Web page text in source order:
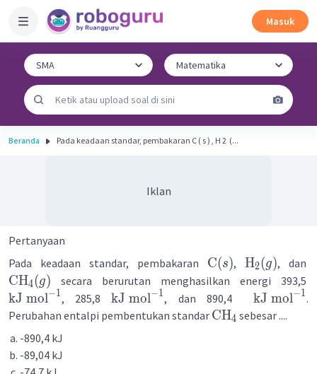
Masuk
Beranda Pada keadaan standar, pembakaran C ( s ) , H 2 ​ (...
Iklan
Pertanyaan
Pada keadaan standar, pembakaran C(s),H2(g), dan
CH4(g) secara berurutan menghasilkan energi 393,5
kJ mol−1, 285,8kJ mol−1, dan 890,4kJ mol−1.
Perubahan entalpi pembentukan standar CH4 sebesar ....
-890,4 kJ
-89,04 kJ